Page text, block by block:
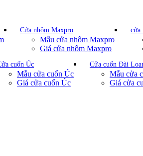
Cửa nhôm Maxpro
Mẫu cửa nhôm Maxpro
Giá cửa nhôm Maxpro
cửa
cuốn Úc
Mẫu cửa cuốn Úc
Giá cửa cuốn Úc
Cửa cuốn Đài
Mẫu cửa
Giá cửa